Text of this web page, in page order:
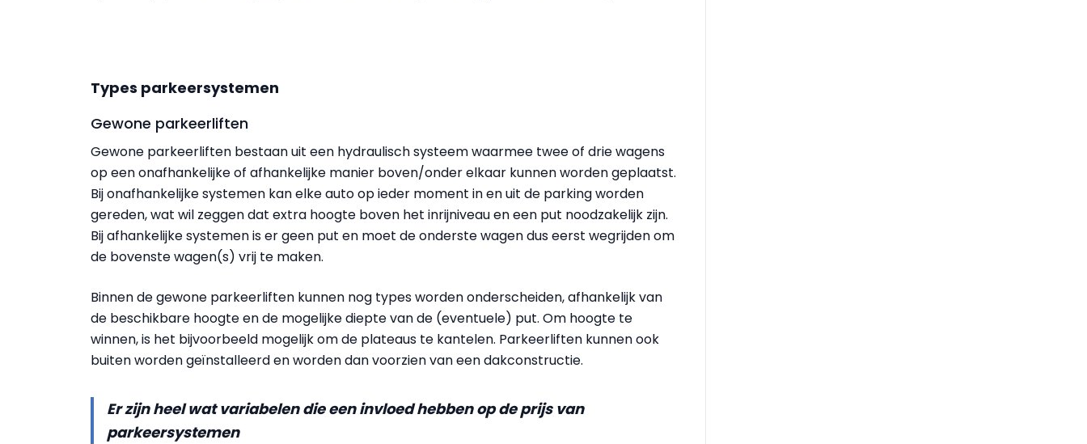
Types parkeersystemen
Gewone parkeerliften
Gewone parkeerliften bestaan uit een hydraulisch systeem waarmee twee of drie wagens
op een onafhankelijke of afhankelijke manier boven/onder elkaar kunnen worden geplaatst.
Bij onafhankelijke systemen kan elke auto op ieder moment in en uit de parking worden
gereden, wat wil zeggen dat extra hoogte boven het inrijniveau en een put noodzakelijk zijn.
Bij afhankelijke systemen is er geen put en moet de onderste wagen dus eerst wegrijden om
de bovenste wagen(s) vrij te maken.
Binnen de gewone parkeerliften kunnen nog types worden onderscheiden, afhankelijk van
de beschikbare hoogte en de mogelijke diepte van de (eventuele) put. Om hoogte te
winnen, is het bijvoorbeeld mogelijk om de plateaus te kantelen. Parkeerliften kunnen ook
buiten worden geïnstalleerd en worden dan voorzien van een dakconstructie.
Er zijn heel wat variabelen die een invloed hebben op de prijs van
parkeersystemen